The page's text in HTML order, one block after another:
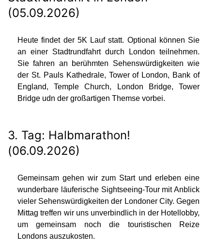
(05.09.2026)
Heute findet der 5K Lauf statt. Optional können Sie
an einer Stadtrundfahrt durch London teilnehmen.
Sie fahren an berühmten Sehenswürdigkeiten wie
der St. Pauls Kathedrale, Tower of London, Bank of
England, Temple Church, London Bridge, Tower
Bridge udn der großartigen Themse vorbei.
3. Tag: Halbmarathon!
(06.09.2026)
Gemeinsam gehen wir zum Start und erleben eine
wunderbare läuferische Sightseeing-Tour mit Anblick
vieler Sehenswürdigkeiten der Londoner City. Gegen
Mittag treffen wir uns unverbindlich in der Hotellobby,
um gemeinsam noch die touristischen Reize
Londons auszukosten.